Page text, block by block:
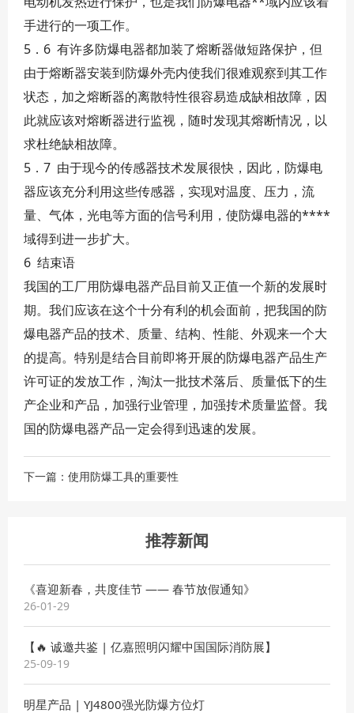
手进行的一项工作。
5．6 有许多防爆电器都加装了熔断器做短路保护，但
由于熔断器安装到防爆外壳内使我们很难观察到其工作
状态，加之熔断器的离散特性很容易造成缺相故障，因
此就应该对熔断器进行监视，随时发现其熔断情况，以
求杜绝缺相故障。
5．7 由于现今的传感器技术发展很快，因此，防爆电
器应该充分利用这些传感器，实现对温度、压力，流
量、气体，光电等方面的信号利用，使防爆电器的****
域得到进一步扩大。
6 结束语
我国的工厂用防爆电器产品目前又正值一个新的发展时
期。我们应该在这个十分有利的机会面前，把我国的防
爆电器产品的技术、质量、结构、性能、外观来一个大
的提高。特别是结合目前即将开展的防爆电器产品生产
许可证的发放工作，淘汰一批技术落后、质量低下的生
产企业和产品，加强行业管理，加强抟术质量监督。我
国的防爆电器产品一定会得到迅速的发展。
下一篇：使用防爆工具的重要性
推荐新闻
《喜迎新春，共度佳节 —— 春节放假通知》
26-01-29
【🔥 诚邀共鉴 | 亿嘉照明闪耀中国国际消防展】
25-09-19
明星产品 | YJ4800强光防爆方位灯